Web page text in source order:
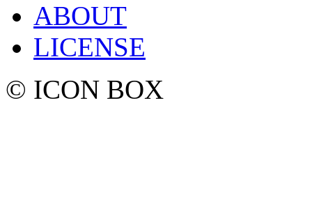
ABOUT
LICENSE
© ICON BOX